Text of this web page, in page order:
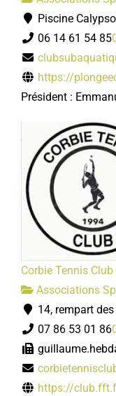
Piscine
06 14 61 54 85
https://
Président :
Corbie Tennis Club
Associations
14, rempart
07 86 53 01 86
https://